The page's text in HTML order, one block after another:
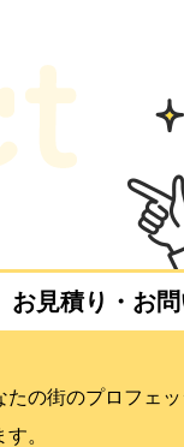
お見積り・お
たの街のプロフェ
。